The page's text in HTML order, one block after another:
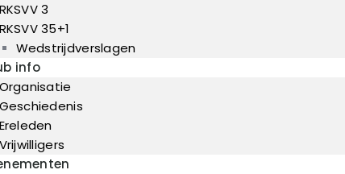
3
35+1
Wedstrijdverslagen
info
Contact
Foto album